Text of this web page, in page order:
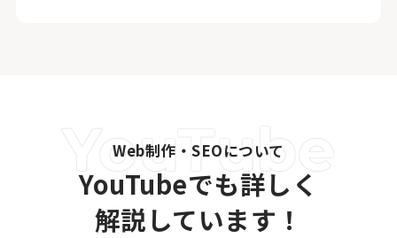
Web制作・SEOについて
YouTubeでも詳しく
解説しています！